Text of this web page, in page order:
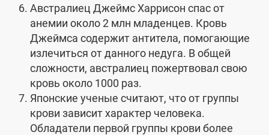
Австралиец Джеймс Харрисон спас от
анемии около 2 млн младенцев. Кровь
Джеймса содержит антитела, помогающие
излечиться от данного недуга. В общей
сложности, австралиец пожертвовал свою
кровь около 1000 раз.
Японские ученые считают, что от группы
крови зависит характер человека.
Обладатели первой группы крови более